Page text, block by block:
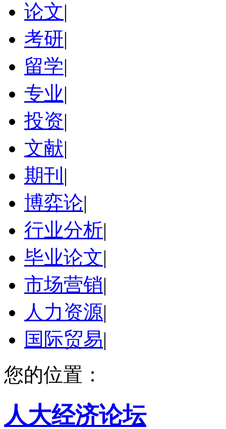
论文|
考研|
留学|
专业|
投资|
文献|
期刊 |
博弈论|
行业分析|
毕业论文|
市场营销|
人力资源|
国际贸易|
您的位置：
人大经济论坛